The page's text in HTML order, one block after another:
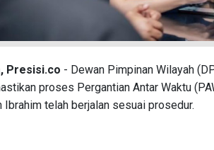
Presisi.co - Dewan Pimpinan Wilayah
proses Pergantian Antar Waktu
Ibrahim telah berjalan sesuai prosedur.